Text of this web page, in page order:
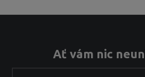
Ať vám nic